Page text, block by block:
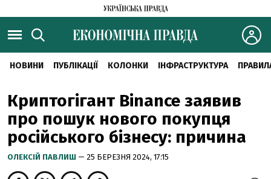
НОВИНИ ПУБЛІКАЦІЇ КОЛОНКИ ІНФРАСТРУКТУРА
Криптогігант Binance заявив
про пошук нового покупця
російського бізнесу: причина
ОЛЕКСІЙ ПАВЛИШ — 25 БЕРЕЗНЯ 2024, 17:15